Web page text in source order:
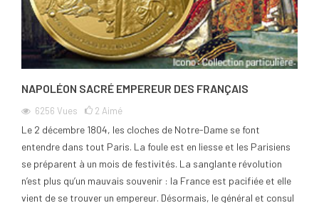
NAPOLÉON SACRÉ EMPEREUR DES FRANÇAIS
6256 Vues 2 Aimé
Le 2 décembre 1804, les cloches de Notre-Dame se font
entendre dans tout Paris. La foule est en liesse et les Parisiens
se préparent à un mois de festivités. La sanglante révolution
n’est plus qu’un mauvais souvenir : la France est pacifiée et elle
vient de se trouver un empereur. Désormais, le général et consul